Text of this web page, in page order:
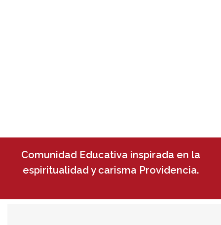
Comunidad Educativa inspirada en la
espiritualidad y carisma Providencia.